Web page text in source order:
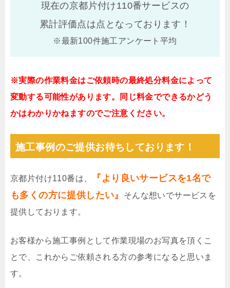
現在の京都片付け110番サービスの
累計評価点は点となっております！
※最新100件施工アンケート平均
※実際の作業料金はご依頼時の最終処分料金によって
変動する可能性があります。同じ料金でできるかどう
かはわかりかねますのでご注意ください。
施工事例のご提供お待ちしております！
京都片付け110番は、
『より良いサービスを1名で
も多くの方に提供したい』
そんな想いでサービスを
提供しております。
お客様から施工事例として作業現場のお写真を頂くこ
とで、これからご依頼される方の参考になると思いま
す。